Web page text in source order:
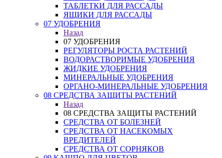
ТАБЛЕТКИ ДЛЯ РАССАДЫ
ЯЩИКИ ДЛЯ РАССАДЫ
07 УДОБРЕНИЯ
Назад
07 УДОБРЕНИЯ
РЕГУЛЯТОРЫ РОСТА РАСТЕНИЙ
ВОДОРАСТВОРИМЫЕ УДОБРЕНИЯ
ЖИДКИЕ УДОБРЕНИЯ
МИНЕРАЛЬНЫЕ УДОБРЕНИЯ
ОРГАНО-МИНЕРАЛЬНЫЕ УДОБРЕНИЯ
08 СРЕДСТВА ЗАЩИТЫ РАСТЕНИЙ
Назад
08 СРЕДСТВА ЗАЩИТЫ РАСТЕНИЙ
СРЕДСТВА ОТ БОЛЕЗНЕЙ
СРЕДСТВА ОТ НАСЕКОМЫХ
ВРЕДИТЕЛЕЙ
СРЕДСТВА ОТ СОРНЯКОВ